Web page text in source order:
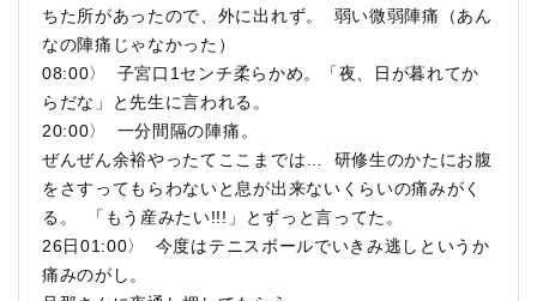
ちた所があったので、外に出れず。 弱い微弱陣痛（あん
なの陣痛じゃなかった）
08:00〉 子宮口1センチ柔らかめ。「夜、日が暮れてか
らだな」と先生に言われる。
20:00〉 一分間隔の陣痛。
ぜんぜん余裕やったてここまでは… 研修生のかたにお腹
をさすってもらわないと息が出来ないくらいの痛みがく
る。 「もう産みたい!!!」とずっと言ってた。
26日01:00〉 今度はテニスボールでいきみ逃しというか
痛みのがし。